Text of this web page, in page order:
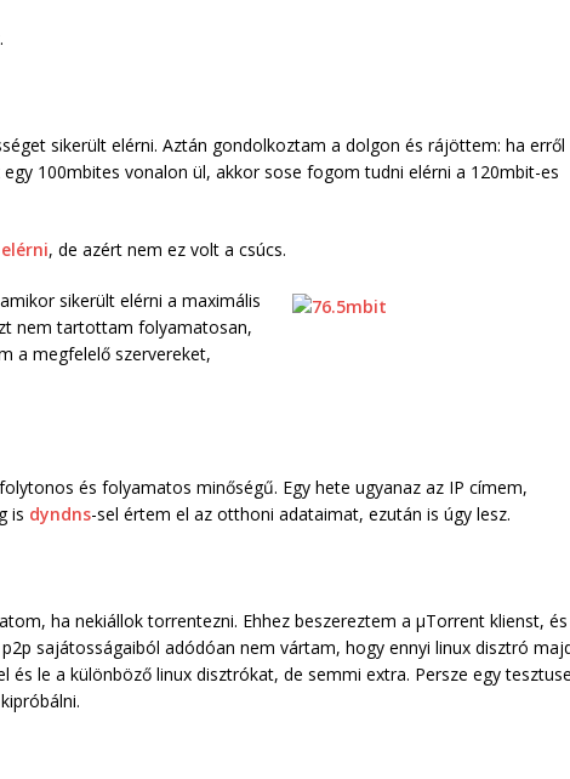
sikerült elérni. Aztán gondolkoztam a dolgon és rájöttem: ha erről
100mbites vonalon ül, akkor sose fogom tudni elérni a 120mbit-es
, de azért nem ez volt a csúcs.
sikerült elérni a maximális
nem tartottam folyamatosan,
a megfelelő szervereket,
és folyamatos minőségű. Egy hete ugyanaz az IP címem,
is dyndns-sel értem el az otthoni adataimat, ezután is úgy lesz.
ha nekiállok torrentezni. Ehhez beszereztem a µTorrent klienst, és
sajátosságaiból adódóan nem vártam, hogy ennyi linux disztró
le a különböző linux disztrókat, de semmi extra. Persze egy